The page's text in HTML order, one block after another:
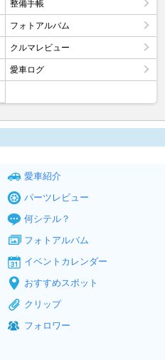
整備手帳
フォトアルバム
クルマレビュー
愛車ログ
愛車紹介
パーツレビュー
何シテル？
フォトアルバム
イベントカレンダー
おすすめスポット
クリップ
フォロワー